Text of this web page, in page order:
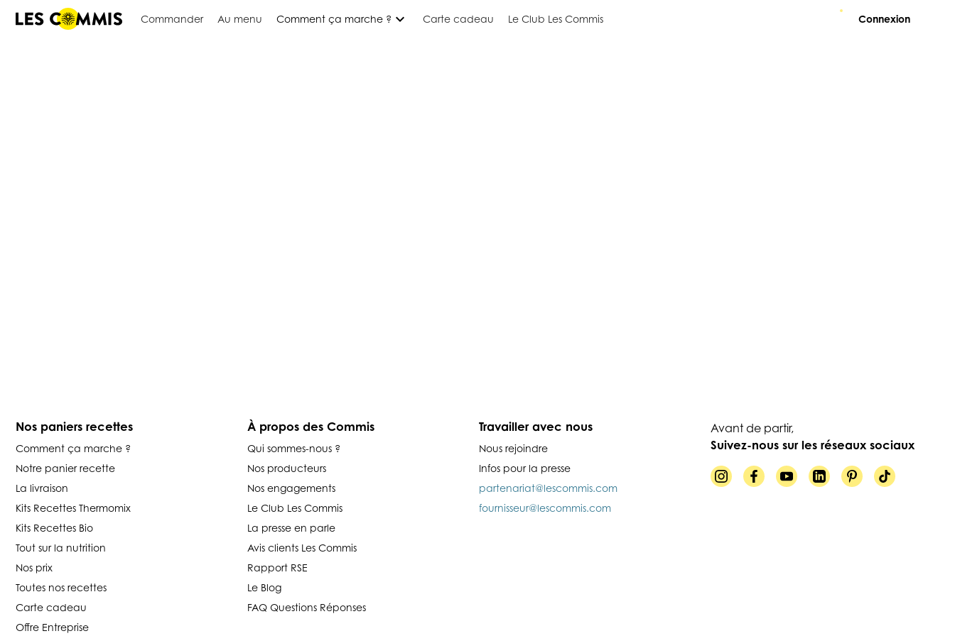
Commander Au menu Comment ça marche ? expand_more Carte cadeau Le Club Les Commis Connexion
Nos paniers recettes
Comment ça marche ?
Notre panier recette
La livraison
Kits Recettes Thermomix
Kits Recettes Bio
Tout sur la nutrition
Nos prix
Toutes nos recettes
Carte cadeau
Offre Entreprise
À propos des Commis
Qui sommes-nous ?
Nos producteurs
Nos engagements
Le Club Les Commis
La presse en parle
Avis clients Les Commis
Rapport RSE
Le Blog
FAQ Questions Réponses
Travailler avec nous
Nous rejoindre
Infos pour la presse
partenariat@lescommis.com
fournisseur@lescommis.com
Avant de partir,
Suivez-nous sur les réseaux sociaux